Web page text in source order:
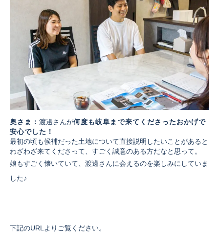
奥さま：渡邊さんが何度も岐阜まで来てくださったおかげで
安心でした！
最初の頃も候補だった土地について直接説明したいことがあると
わざわざ来てくださって、すごく誠意のある方だなと思って。
娘もすごく懐いていて、渡邊さんに会えるのを楽しみにしていま
した♪
下記のURLよりご覧ください。